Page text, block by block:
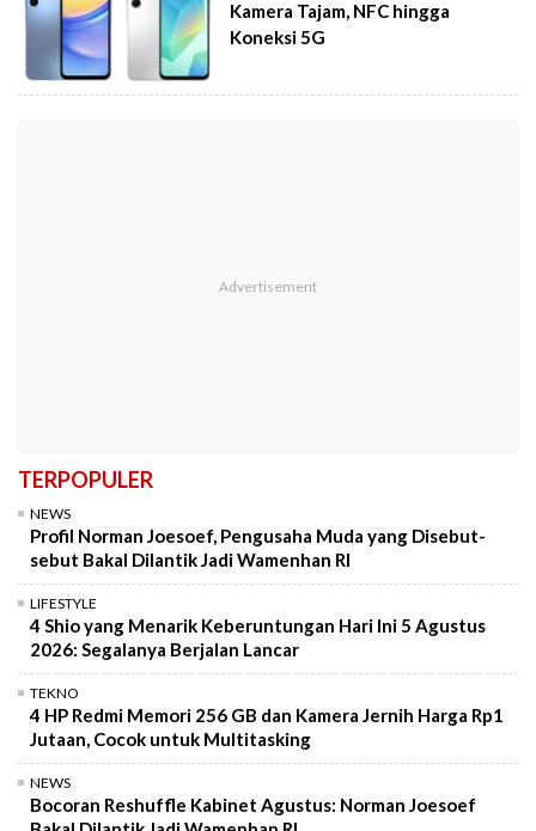
Kamera Tajam, NFC hingga
Koneksi 5G
TERPOPULER
NEWS
Profil Norman Joesoef, Pengusaha Muda yang Disebut-
sebut Bakal Dilantik Jadi Wamenhan RI
LIFESTYLE
4 Shio yang Menarik Keberuntungan Hari Ini 5 Agustus
2026: Segalanya Berjalan Lancar
TEKNO
4 HP Redmi Memori 256 GB dan Kamera Jernih Harga Rp1
Jutaan, Cocok untuk Multitasking
NEWS
Bocoran Reshuffle Kabinet Agustus: Norman Joesoef